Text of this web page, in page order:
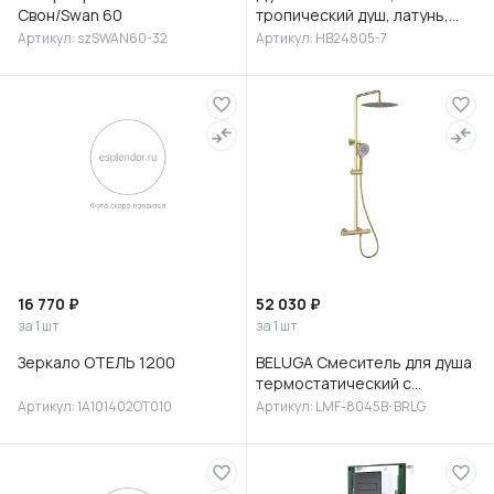
Свон/Swan 60
Артикул: szSWAN60-32
тропический душ, латунь,
черный/хром, HB24805-7
Артикул: HB24805-7
16 770 ₽
за 1 шт
Зеркало ОТЕЛЬ 1200
Артикул: 1A101402OT010
52 030 ₽
за 1 шт
BELUGA Смеситель для душа
термостатический с
верхней лейкой 30 см
8045B-BRLG
Артикул: LMF-8045B-BRLG